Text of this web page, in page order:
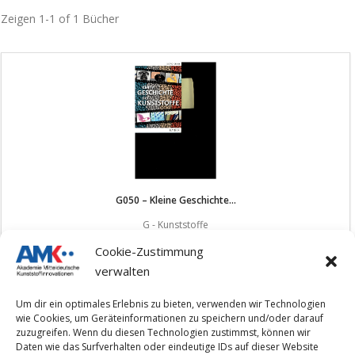
Cookie-Zustimmung
verwalten
Um dir ein optimales Erlebnis zu bieten, verwenden wir Technologien
wie Cookies, um Geräteinformationen zu speichern und/oder darauf
zuzugreifen. Wenn du diesen Technologien zustimmst, können wir
Daten wie das Surfverhalten oder eindeutige IDs auf dieser Website
Zeigen 1-1 of 1 Bücher
G050 – Kleine Geschichte...
G - Kunststoffe